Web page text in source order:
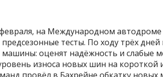
на Международном автодроме
тесты. По ходу трёх
оценят надёжность и слабые
износа новых шин на короткой